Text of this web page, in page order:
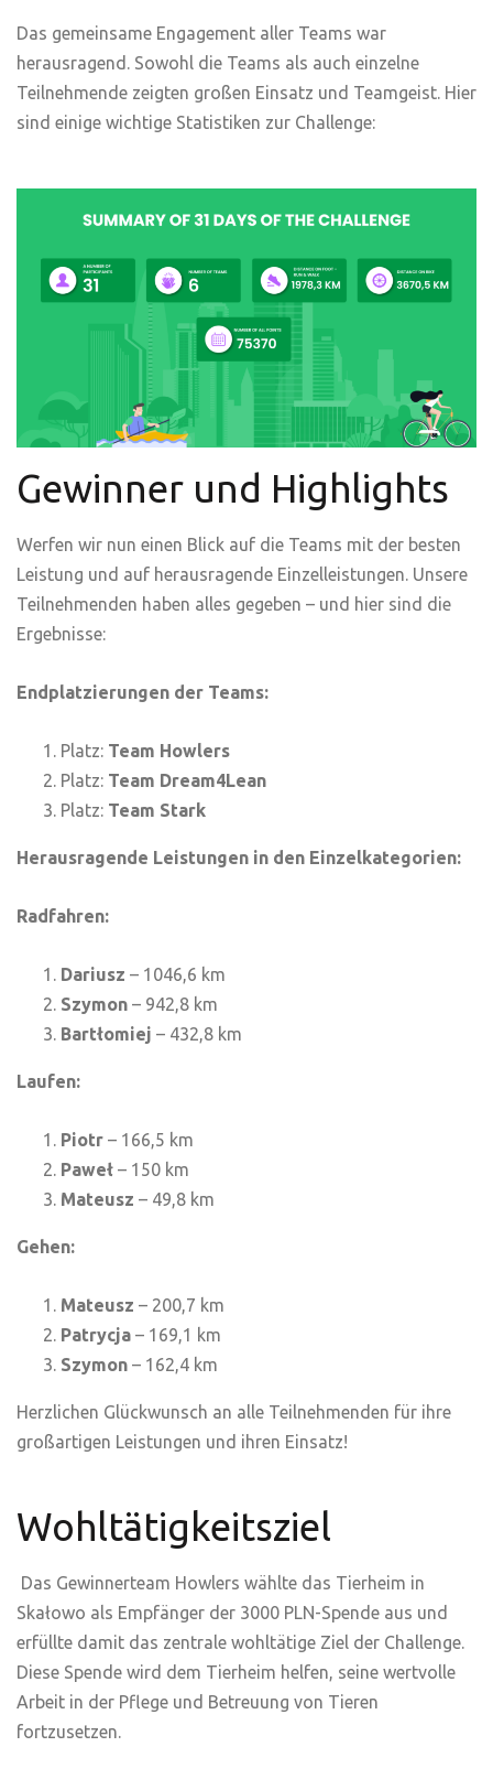
Das gemeinsame Engagement aller Teams war
herausragend . Sowohl die Teams als auch einzelne
Teilnehmende zeigten großen Einsatz und Teamgeist. Hier
sind einige wichtige Statistiken zur Challenge:
Gewinner und Highlights
Werfen wir nun einen Blick auf die Teams mit der besten
Leistung und auf herausragende Einzelleistungen. Unsere
Teilnehmenden haben alles gegeben – und hier sind die
Ergebnisse:
Endplatzierungen der Teams:
Platz: Team Howlers
Platz: Team Dream4Lean
Platz: Team Stark
Herausragende Leistungen in den Einzelkategorien:
Radfahren:
Dariusz – 1046,6 km
Szymon – 942,8 km
Bartłomiej – 432,8 km
Laufen:
Piotr – 166,5 km
Paweł – 150 km
Mateusz – 49,8 km
Gehen:
Mateusz – 200,7 km
Patrycja – 169,1 km
Szymon – 162,4 km
Herzlichen Glückwunsch an alle Teilnehmenden für ihre
großartigen Leistungen und ihren Einsatz!
Wohltätigkeitsziel
Das Gewinnerteam Howlers wählte das Tierheim in
Skałowo als Empfänger der 3000 PLN-Spende aus und
erfüllte damit das zentrale wohltätige Ziel der Challenge.
Diese Spende wird dem Tierheim helfen, seine wertvolle
Arbeit in der Pflege und Betreuung von Tieren
fortzusetzen.